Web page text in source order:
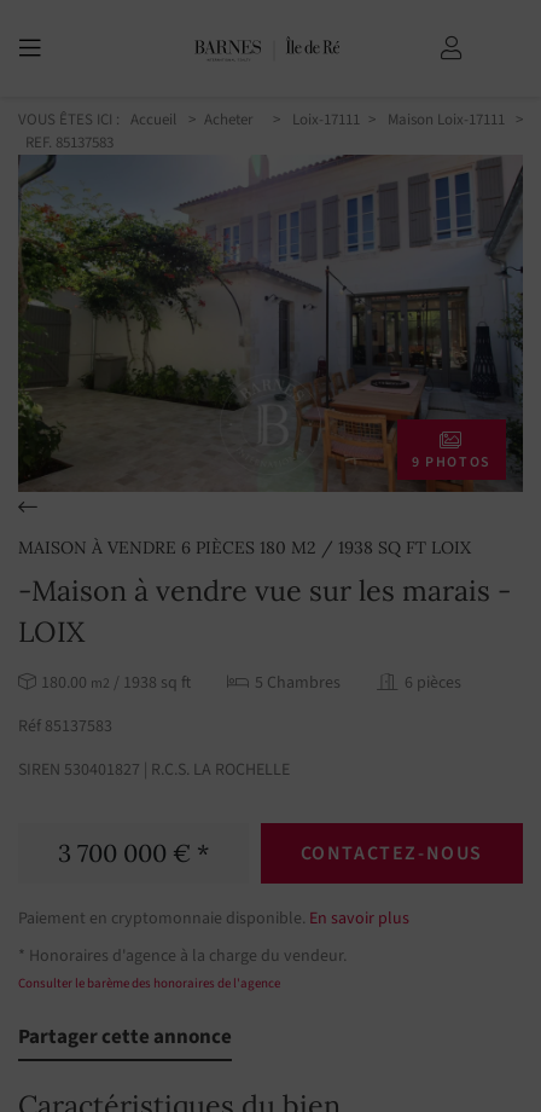
VOUS ÊTES ICI : Accueil Acheter Loix-17111 Maison Loix-17111 >
REF. 85137583
9 PHOTOS
MAISON À VENDRE 6 PIÈCES 180 M2 / 1938 SQ FT LOIX
-Maison à vendre vue sur les marais -
LOIX
180.00 m2 / 1938 sq ft 5 Chambres
6 pièces
Réf 85137583
SIREN 530401827 | R.C.S. LA ROCHELLE
3 700 000 € * CONTACTEZ-NOUS
Paiement en cryptomonnaie disponible. En savoir plus
* Honoraires d'agence à la charge du vendeur.
Consulter le barème des honoraires de l'agence
Partager cette annonce
Caractéristiques du bien